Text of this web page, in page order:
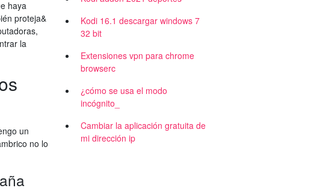
haya
proteja&
la
un
no lo
Kodi 16.1 descargar windows 7
32 bit
Extensiones vpn para chrome
browserc
¿cómo se usa el modo
incógnito_
Cambiar la aplicación gratuita de
mi dirección ip